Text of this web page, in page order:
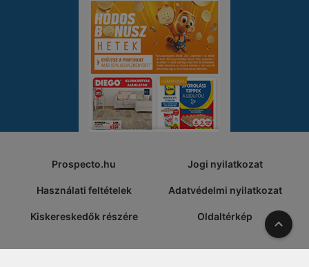
Prospecto.hu Jogi nyilatkozat
Használati feltételek Adatvédelmi nyilatkozat
Kiskereskedők részére Oldaltérkép A